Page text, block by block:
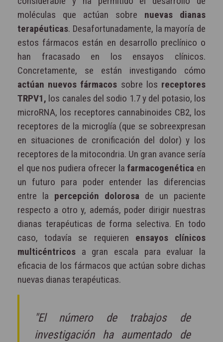
moléculas que actúan sobre nuevas dianas
terapéuticas. Desafortunadamente, la mayoría de
estos fármacos están en desarrollo preclínico o
han fracasado en los ensayos clínicos.
Concretamente, se están investigando cómo
actúan nuevos fármacos sobre los receptores
TRPV1, los canales del sodio 1.7 y del potasio, los
microRNA, los receptores cannabinoides CB2, los
receptores de la microglía (que se sobreexpresan
en situaciones de cronificación del dolor) y los
receptores de la mitocondria. Un gran avance sería
el que nos pudiera ofrecer lafarmacogenética en
un futuro para poder entender las diferencias
entre la percepción dolorosa de un paciente
respecto a otro y, además, poder dirigir nuestras
dianas terapéuticas de forma selectiva. En todo
caso, todavía se requieren ensayos clínicos
multicéntricos a gran escala para evaluar la
eficacia de los fármacos que actúan sobre dichas
nuevas dianas terapéuticas.
"El número de trabajos de
investigación ha aumentado de